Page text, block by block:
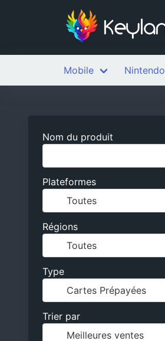
Mobile Nintendo
Nom du produit
Plateformes
Régions
Type
Trier par